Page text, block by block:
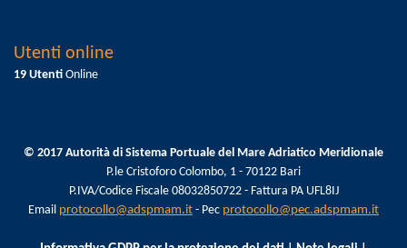
Utenti online
19 Utenti Online
© 2017 Autorità di Sistema Portuale del Mare Adriatico Meridionale
P.le Cristoforo Colombo, 1 - 70122 Bari
P.IVA/Codice Fiscale 08032850722 - Fattura PA UFL8IJ
Email protocollo@adspmam.it - Pec protocollo@pec.adspmam.it